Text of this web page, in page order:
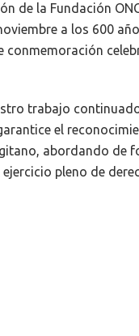
de la Fundación
a los 600
conmemoración
trabajo
el
abordando de
pleno de